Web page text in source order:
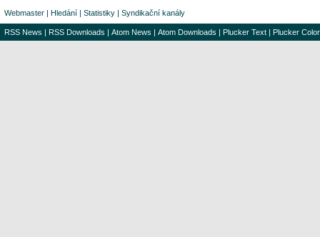
Webmaster | Hledání | Statistiky | Syndikační kanály
RSS News | RSS Downloads | Atom News | Atom Downloads | Plucker Text | Plucker Color